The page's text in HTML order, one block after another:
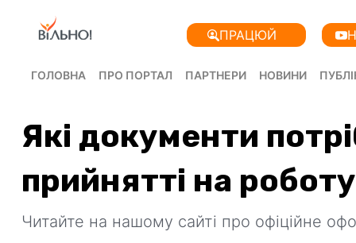
ПРАЦЮЙ
ГОЛОВНА ПРО ПОРТАЛ ПАРТНЕРИ НОВИНИ
Які документи
прийнятті на роботу
Читайте на нашому сайті про офіційне